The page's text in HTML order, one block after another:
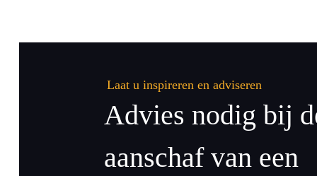
Laat u inspireren en adviseren
Advies nodig bij
aanschaf van een